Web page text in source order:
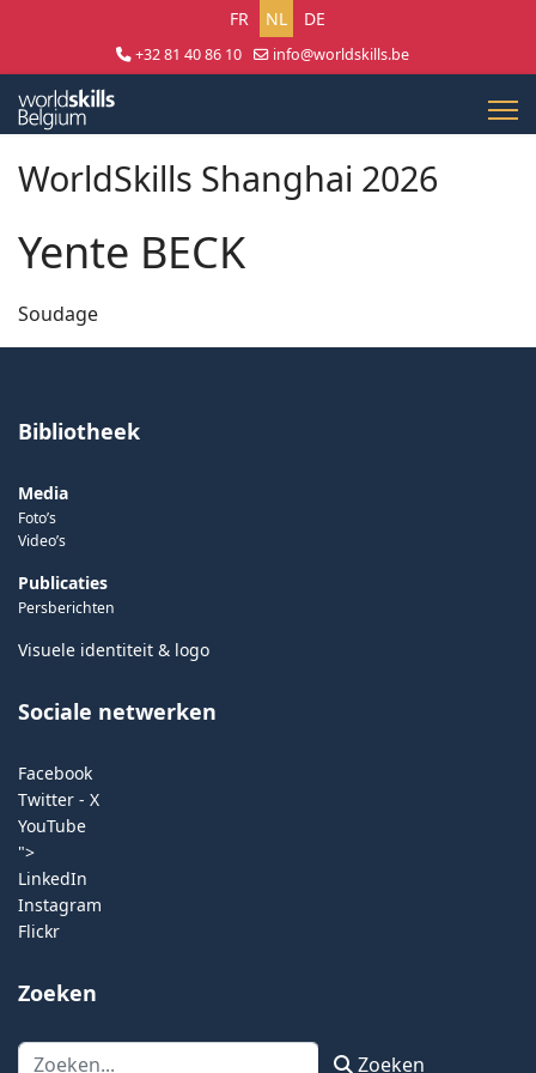
Selecteer uw taal
FR NL DE
+32 81 40 86 10
info@worldskills.be
WorldSkills Shanghai 2026
Yente BECK
Soudage
Bibliotheek
Media
Foto’s
Video’s
Publicaties
Persberichten
Visuele identiteit & logo
Sociale netwerken
Facebook
Twitter - X
YouTube
">
LinkedIn
Instagram
Flickr
Zoeken
Zoeken Zoeken